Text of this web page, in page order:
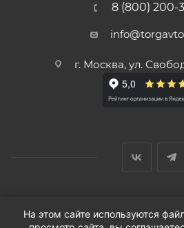
8 (800) 200-
г. Москва, ул.
© ООО «Вендорс»,
На этом сайте используются